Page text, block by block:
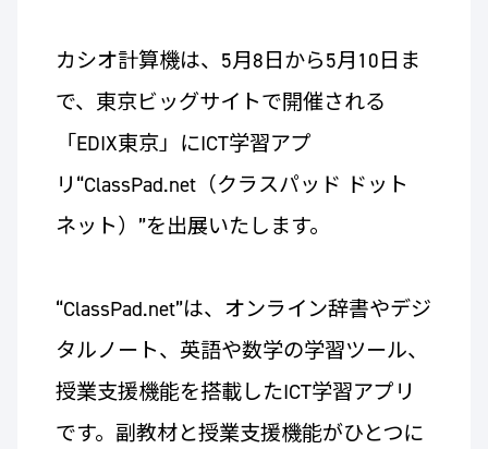
カシオ計算機は、5月8日から5月10日ま
で、東京ビッグサイトで開催される
「EDIX東京」にICT学習アプ
リ“ClassPad.net（クラスパッド ドット
ネット）”を出展いたします。
“ClassPad.net”は、オンライン辞書やデジ
タルノート、英語や数学の学習ツール、
授業支援機能を搭載したICT学習アプリ
です。副教材と授業支援機能がひとつに